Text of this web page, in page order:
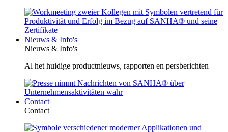
Nieuws & Info's
Nieuws & Info's
Al het huidige productnieuws, rapporten en persberichten
Contact
Contact